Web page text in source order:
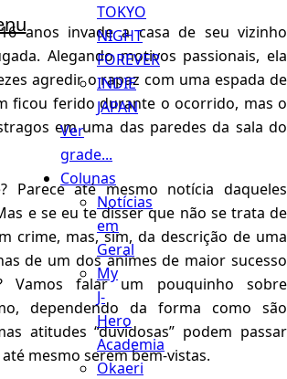
TOKYO
NIGHT
FOREVER
INDIE
JAPAN
Ver
grade...
Colunas
Notícias
em
Geral
My
J-
Hero
Academia
Okaeri
anos invade a casa de seu vizinho
Alegando motivos passionais, ela
agredir o rapaz com uma espada de
ficou ferido durante o ocorrido, mas o
em uma das paredes da sala do
Parece até mesmo notícia daqueles
e se eu te disser que não se trata de
crime, mas, sim, da descrição de uma
de um dos animes de maior sucesso
Vamos falar um pouquinho sobre
dependendo da forma como são
atitudes “duvidosas” podem passar
mesmo serem bem-vistas.